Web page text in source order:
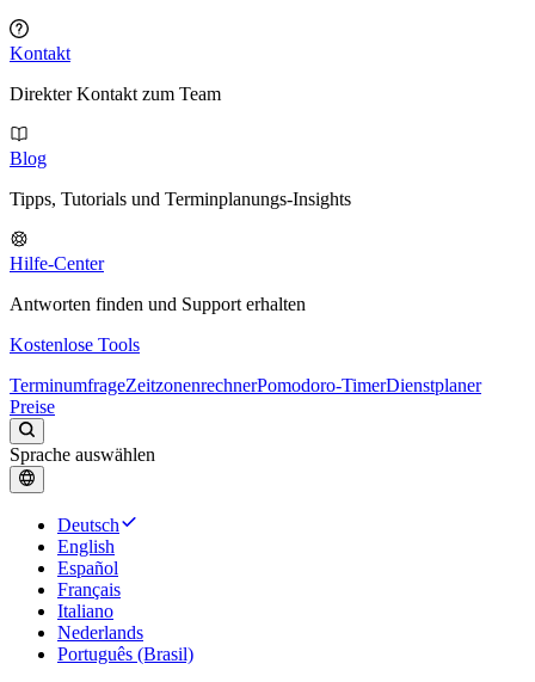
Kontakt
Direkter Kontakt zum Team
Blog
Tipps, Tutorials und Terminplanungs-Insights
Hilfe-Center
Antworten finden und Support erhalten
Kostenlose Tools
TerminumfrageZeitzonenrechnerPomodoro-TimerDienstplaner
Preise
Sprache auswählen
Deutsch
English
Español
Français
Italiano
Nederlands
Português (Brasil)